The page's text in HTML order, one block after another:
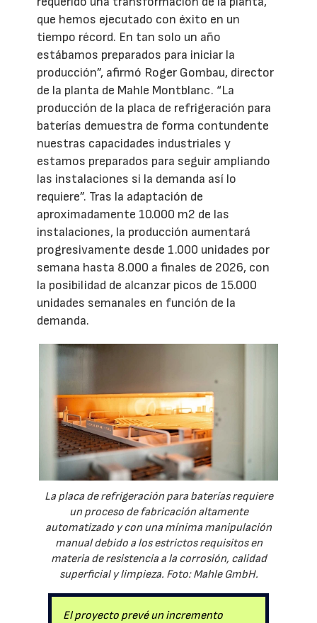
que hemos ejecutado con éxito en un
tiempo récord. En tan solo un año
estábamos preparados para iniciar la
producción”, afirmó Roger Gombau, director
de la planta de Mahle Montblanc. “La
producción de la placa de refrigeración para
baterías demuestra de forma contundente
nuestras capacidades industriales y
estamos preparados para seguir ampliando
las instalaciones si la demanda así lo
requiere”. Tras la adaptación de
aproximadamente 10.000 m2 de las
instalaciones, la producción aumentará
progresivamente desde 1.000 unidades por
semana hasta 8.000 a finales de 2026, con
la posibilidad de alcanzar picos de 15.000
unidades semanales en función de la
demanda.
La placa de refrigeración para baterías requiere
un proceso de fabricación altamente
automatizado y con una mínima manipulación
manual debido a los estrictos requisitos en
materia de resistencia a la corrosión, calidad
superficial y limpieza. Foto: Mahle GmbH.
El proyecto prevé un incremento